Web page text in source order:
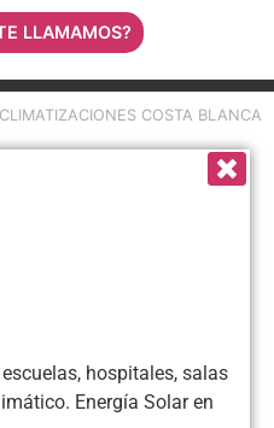
LLAMAMOS?
CLIMATIZACIONES COSTA BLANCA
hospitales, salas
Energía Solar en